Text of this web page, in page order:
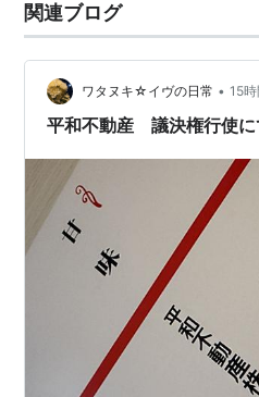
関連ブログ
ワタヌキ☆イヴの日常 • 15
平和不動産 議決権行使